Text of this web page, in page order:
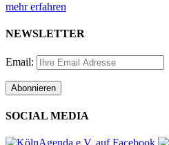
mehr erfahren
NEWSLETTER
Email:
SOCIAL MEDIA